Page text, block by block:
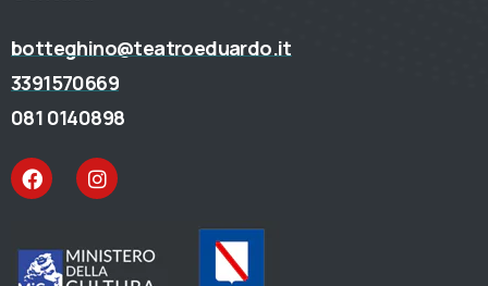
botteghino@teatroeduardo.it
3391570669
081 0140898